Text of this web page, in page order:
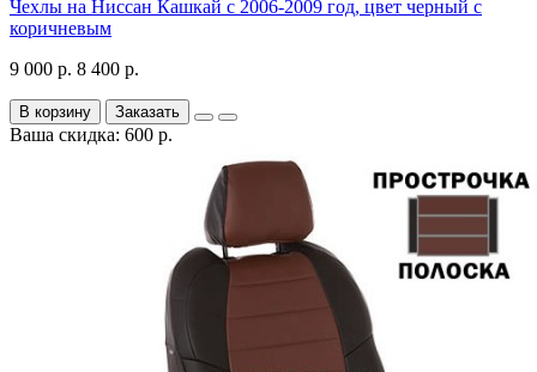
Чехлы на Ниссан Кашкай с 2006-2009 год, цвет черный с
коричневым
9 000 р. 8 400 р.
В корзину Заказать
Ваша скидка: 600 р.